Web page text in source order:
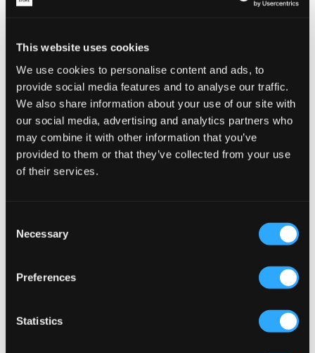
This website uses cookies
We use cookies to personalise content and ads, to
provide social media features and to analyse our traffic.
We also share information about your use of our site with
our social media, advertising and analytics partners who
may combine it with other information that you’ve
provided to them or that they’ve collected from your use
of their services.
Selection
Necessary
Preferences
Statistics
399 zł